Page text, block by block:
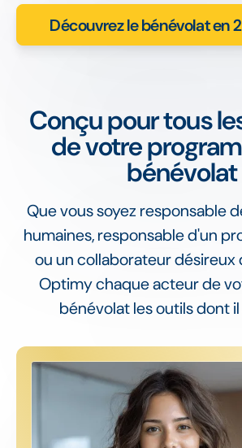
Découvrez le bénévolat en
Conçu pour tous
de votre
bénévolat
Que vous soyez responsable
humaines, responsable d'un
ou un collaborateur désireux
Optimy chaque acteur de
bénévolat les outils dont il